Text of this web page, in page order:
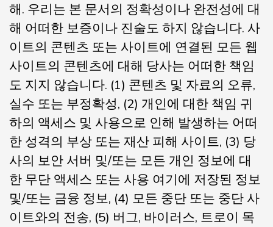
해. 우리는 본 문서의 정확성이나 완전성에 대
해 어떠한 보증이나 진술도 하지 않습니다. 사
이트의 콘텐츠 또는 사이트에 연결된 모든 웹
사이트의 콘텐츠에 대해 당사는 어떠한 책임
도 지지 않습니다. (1) 콘텐츠 및 자료의 오류,
실수 또는 부정확성, (2) 개인에 대한 책임 귀
하의 액세스 및 사용으로 인해 발생하는 어떠
한 성격의 부상 또는 재산 피해 사이트, (3) 당
사의 보안 서버 및/또는 모든 개인 정보에 대
한 무단 액세스 또는 사용 여기에 저장된 정보
및/또는 금융 정보, (4) 모든 중단 또는 중단 사
이트와의 전송, (5) 버그, 바이러스, 트로이 목